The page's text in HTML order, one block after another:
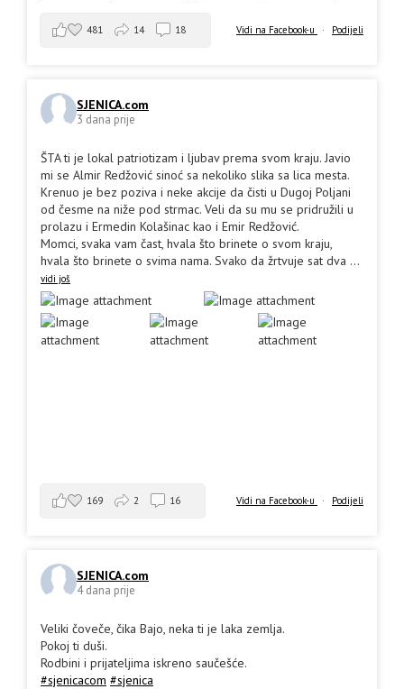
Vidi na Facebook-u · Podijeli
481 14 18
SJENICA.com
3 dana prije
ŠTA ti je lokal patriotizam i ljubav prema svom kraju. Javio
mi se Almir Redžović sinoć sa nekoliko slika sa lica mesta.
Krenuo je bez poziva i neke akcije da čisti u Dugoj Poljani
od česme na niže pod strmac. Veli da su mu se pridružili u
prolazu i Ermedin Kolašinac kao i Emir Redžović.
Momci, svaka vam čast, hvala što brinete o svom kraju,
hvala što brinete o svima nama. Svako da žrtvuje sat dva ...
vidi još
Vidi na Facebook-u · Podijeli
169 2 16
SJENICA.com
4 dana prije
Veliki čoveče, čika Bajo, neka ti je laka zemlja.
Pokoj ti duši.
Rodbini i prijateljima iskreno saučešće.
#sjenicacom #sjenica